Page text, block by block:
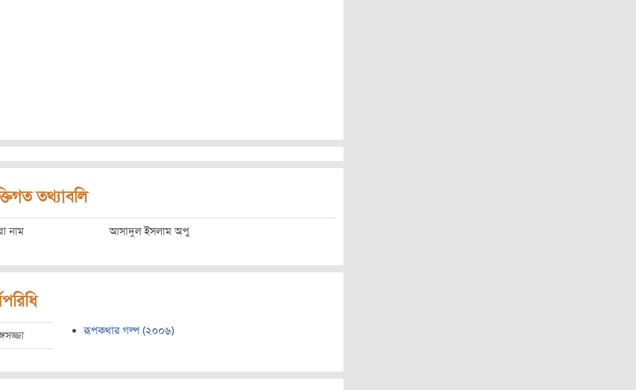
তথ্যাবলি
নাম আসাদুল ইসলাম অপু
রূপকথার গল্প (২০০৬)